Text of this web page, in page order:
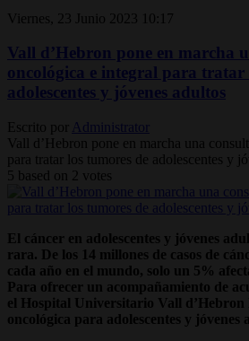
Viernes, 23 Junio 2023 10:17
Vall d’Hebron pone en marcha
oncológica e integral para tratar
adolescentes y jóvenes adultos
Escrito por
Administrator
Vall d’Hebron pone en marcha una
para tratar los tumores de adolescentes y
5 based on 2 votes
El cáncer en adolescentes y jóvenes
rara. De los 14 millones de casos de
cada año en el mundo, solo un 5%
Para ofrecer un acompañamiento de
el Hospital Universitario Vall d’Hebron
oncológica para adolescentes y jóvenes